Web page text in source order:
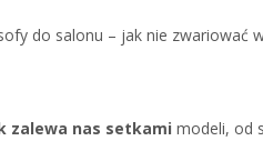
do salonu – jak nie zwariować
zalewa nas setkami modeli, od